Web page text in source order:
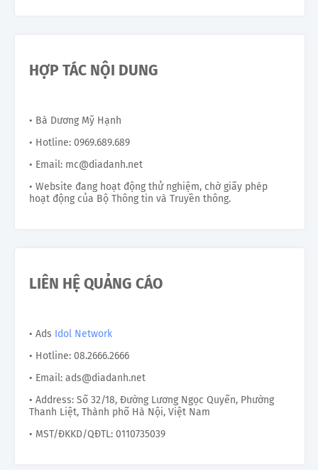
HỢP TÁC NỘI DUNG
• Bà Dương Mỹ Hạnh
• Hotline: 0969.689.689
• Email: mc@diadanh.net
• Website đang hoạt động thử nghiệm, chờ giấy phép
hoạt động của Bộ Thông tin và Truyền thông.
LIÊN HỆ QUẢNG CÁO
• Ads Idol Network
• Hotline: 08.2666.2666
• Email: ads@diadanh.net
• Address: Số 32/18, Đường Lương Ngọc Quyến, Phường
Thanh Liệt, Thành phố Hà Nội, Việt Nam
• MST/ĐKKD/QĐTL: 0110735039